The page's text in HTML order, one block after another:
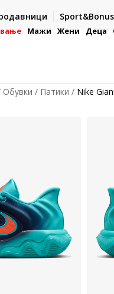
Sport&Bonus
или со електронска
Мажи Жени Деца
Обувки Патики Nike